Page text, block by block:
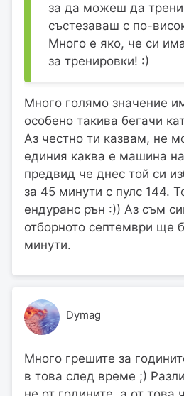
за да можеш да
състезаваш с по-
Много е яко, че си
за тренировки! :)
Много голямо значение
особено такива бегачи
Аз честно ти казвам, не
единия каква е машина
предвид че днес той си
за 45 минути с пулс 144.
ендуранс рън :)) Аз съм
отборното септември ще
минути.
Dymag
Много грешите за
в това след време ;)